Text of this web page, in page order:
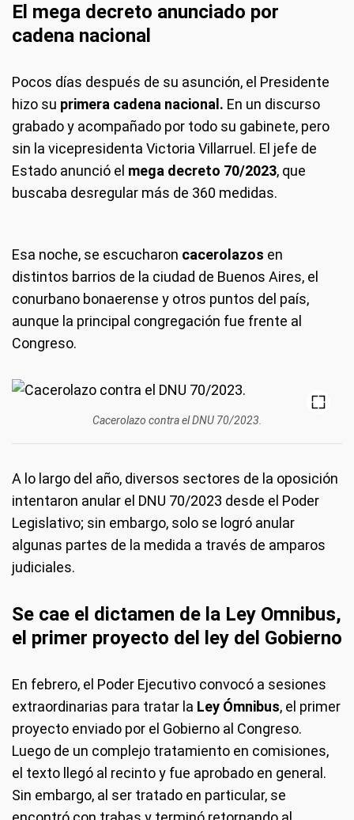
El mega decreto anunciado por
cadena nacional
Pocos días después de su asunción, el Presidente
hizo su primera cadena nacional. En un discurso
grabado y acompañado por todo su gabinete, pero
sin la vicepresidenta Victoria Villarruel. El jefe de
Estado anunció el mega decreto 70/2023, que
buscaba desregular más de 360 medidas.
Esa noche, se escucharon cacerolazos en
distintos barrios de la ciudad de Buenos Aires, el
conurbano bonaerense y otros puntos del país,
aunque la principal congregación fue frente al
Congreso.
Cacerolazo contra el DNU 70/2023.
A lo largo del año, diversos sectores de la oposición
intentaron anular el DNU 70/2023 desde el Poder
Legislativo; sin embargo, solo se logró anular
algunas partes de la medida a través de amparos
judiciales.
Se cae el dictamen de la Ley Omnibus,
el primer proyecto del ley del Gobierno
En febrero, el Poder Ejecutivo convocó a sesiones
extraordinarias para tratar la Ley Ómnibus, el primer
proyecto enviado por el Gobierno al Congreso.
Luego de un complejo tratamiento en comisiones,
el texto llegó al recinto y fue aprobado en general.
Sin embargo, al ser tratado en particular, se